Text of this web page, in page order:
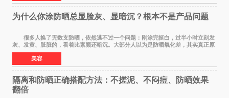
为什么你涂防晒总显脸灰、显暗沉？根本不是产品问题
很多人换了无数支防晒，依然逃不过一个问题：刚涂完挺白，过半小时立刻发
灰、发黄、脏脏的，看着比素颜还暗沉。大部分人以为是防晒氧化差，其实真正原
因，90%的人都搞错了。 首先纠正一个误
美容
隔离和防晒正确搭配方法：不搓泥、不闷痘、防晒效果
翻倍